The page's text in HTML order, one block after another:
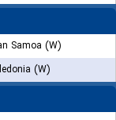
Samoa (W)
(W)